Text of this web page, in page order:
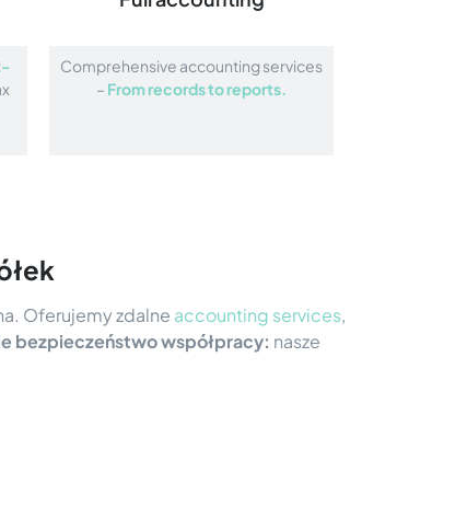
Comprehensive accounting services
– From records to reports.
Oferujemy zdalne accounting services,
bezpieczeństwo współpracy: nasze